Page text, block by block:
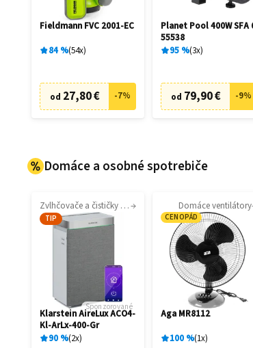
Fieldmann FVC 2001-EC
84% 54x
od 27,80 € -7%
Planet Pool 400W SFA
55538
95 % 3x
od 79,90 € -9%
Domáce a osobné spotrebiče
Zvlhčovače a čističky vzduchu
TIP
Sponzorované
Klarstein AireLux ACO4-
Kl-ArLx-400-Gr
90 % 2x
Domáce ventilátory
CENOPÁD
Aga MR8112
100 % 1x